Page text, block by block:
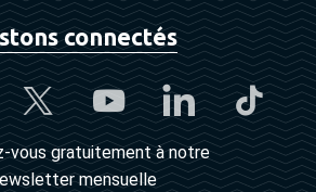
connectés
vous gratuitement à notre
mensuelle